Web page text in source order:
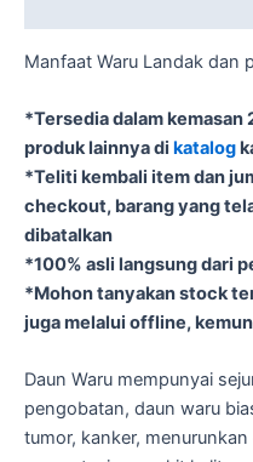
Manfaat Waru Landak dan
*Tersedia dalam kemasan
produk lainnya di katalog
*Teliti kembali item dan
checkout, barang yang
dibatalkan
*100% asli langsung dari
*Mohon tanyakan stock
juga melalui offline,
Daun Waru mempunyai
pengobatan, daun waru
tumor, kanker,